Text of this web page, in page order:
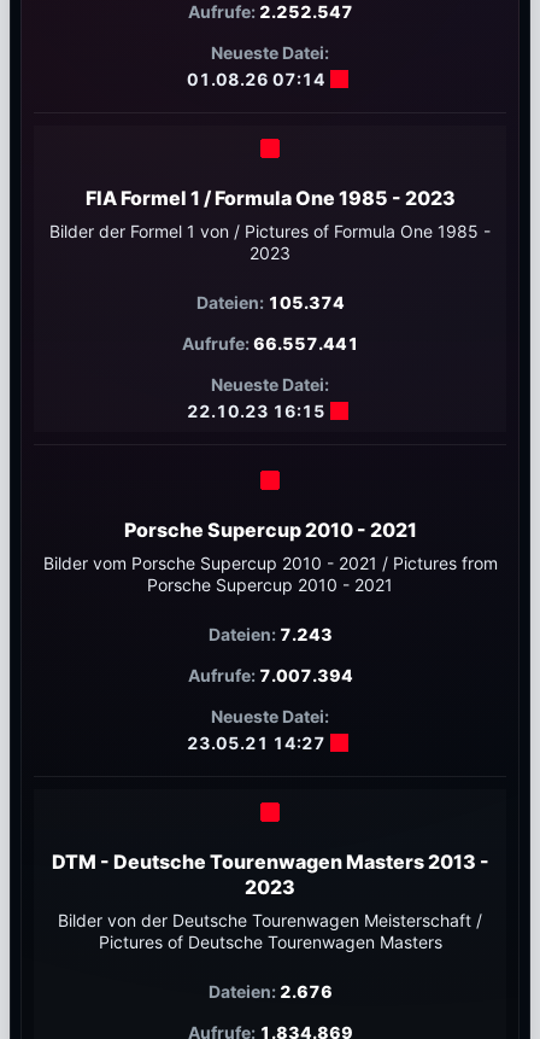
2.252.547
01.08.26 07:14
FIA Formel 1 / Formula One 1985 - 2023
Bilder der Formel 1 von / Pictures of Formula One 1985 -
2023
105.374
66.557.441
22.10.23 16:15
Porsche Supercup 2010 - 2021
Bilder vom Porsche Supercup 2010 - 2021 / Pictures from
Porsche Supercup 2010 - 2021
7.243
7.007.394
23.05.21 14:27
DTM - Deutsche Tourenwagen Masters 2013 -
2023
Bilder von der Deutsche Tourenwagen Meisterschaft /
Pictures of Deutsche Tourenwagen Masters
2.676
1.834.869